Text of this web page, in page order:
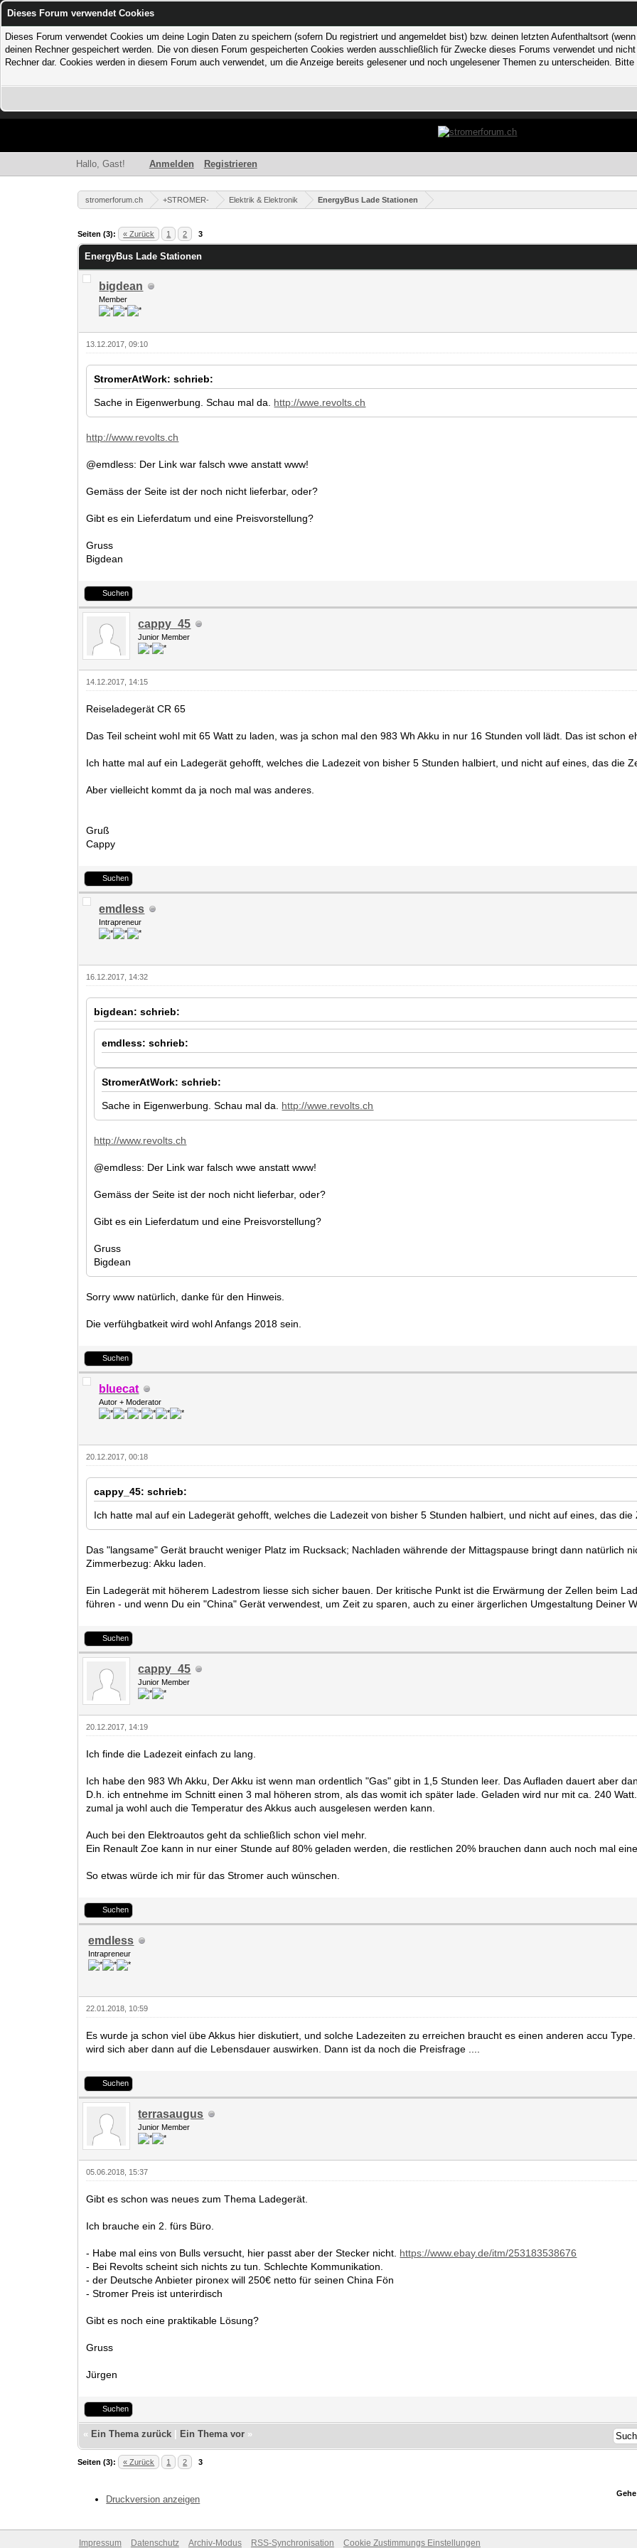
Dieses Forum verwendet Cookies
Dieses Forum verwendet Cookies um deine Login Daten zu speichern (sofern Du registriert und angemeldet bist) bzw. deinen letzten Aufenthaltsort
deinen Rechner gespeichert werden. Die von diesen Forum gespeicherten Cookies werden ausschließlich für Zwecke dieses Forums verwendet und
Rechner dar. Cookies werden in diesem Forum auch verwendet, um die Anzeige bereits gelesener und noch ungelesener Themen zu unterscheiden.
Hallo, Gast! Anmelden Registrieren
stromerforum.ch +STROMER- Elektrik & Elektronik EnergyBus Lade Stationen
Seiten (3): « Zurück 1 2 3
0 Bewertung(en) - 0 im Durchschnitt
1
2
3
4
5
EnergyBus Lade Stationen
bigdean
Member
13.12.2017, 09:10
StromerAtWork: schrieb:
Sache in Eigenwerbung. Schau mal da. http://wwe.revolts.ch
http://www.revolts.ch
@emdless: Der Link war falsch wwe anstatt www!
Gemäss der Seite ist der noch nicht lieferbar, oder?
Gibt es ein Lieferdatum und eine Preisvorstellung?
Gruss
Bigdean
Suchen
cappy_45
Junior Member
14.12.2017, 14:15
Reiseladegerät CR 65
Das Teil scheint wohl mit 65 Watt zu laden, was ja schon mal den 983 Wh Akku in nur 16 Stunden voll lädt. Das ist schon
Ich hatte mal auf ein Ladegerät gehofft, welches die Ladezeit von bisher 5 Stunden halbiert, und nicht auf eines, das die
Aber vielleicht kommt da ja noch mal was anderes.
Gruß
Cappy
Suchen
emdless
Intrapreneur
16.12.2017, 14:32
bigdean: schrieb:
emdless: schrieb:
StromerAtWork: schrieb:
Sache in Eigenwerbung. Schau mal da. http://wwe.revolts.ch
http://www.revolts.ch
@emdless: Der Link war falsch wwe anstatt www!
Gemäss der Seite ist der noch nicht lieferbar, oder?
Gibt es ein Lieferdatum und eine Preisvorstellung?
Gruss
Bigdean
Sorry www natürlich, danke für den Hinweis.
Die verfühgbatkeit wird wohl Anfangs 2018 sein.
Suchen
bluecat
Autor + Moderator
20.12.2017, 00:18
cappy_45: schrieb:
Ich hatte mal auf ein Ladegerät gehofft, welches die Ladezeit von bisher 5 Stunden halbiert, und nicht auf eines, das
Das "langsame" Gerät braucht weniger Platz im Rucksack; Nachladen währende der Mittagspause bringt dann natürlich
Zimmerbezug: Akku laden.
Ein Ladegerät mit höherem Ladestrom liesse sich sicher bauen. Der kritische Punkt ist die Erwärmung der Zellen beim
führen - und wenn Du ein "China" Gerät verwendest, um Zeit zu sparen, auch zu einer ärgerlichen Umgestaltung Deiner
Suchen
cappy_45
Junior Member
20.12.2017, 14:19
Ich finde die Ladezeit einfach zu lang.
Ich habe den 983 Wh Akku, Der Akku ist wenn man ordentlich "Gas" gibt in 1,5 Stunden leer. Das Aufladen dauert aber
D.h. ich entnehme im Schnitt einen 3 mal höheren strom, als das womit ich später lade. Geladen wird nur mit ca. 240
zumal ja wohl auch die Temperatur des Akkus auch ausgelesen werden kann.
Auch bei den Elektroautos geht da schließlich schon viel mehr.
Ein Renault Zoe kann in nur einer Stunde auf 80% geladen werden, die restlichen 20% brauchen dann auch noch mal
So etwas würde ich mir für das Stromer auch wünschen.
Suchen
emdless
Intrapreneur
22.01.2018, 10:59
Es wurde ja schon viel übe Akkus hier diskutiert, und solche Ladezeiten zu erreichen braucht es einen anderen accu
wird sich aber dann auf die Lebensdauer auswirken. Dann ist da noch die Preisfrage ....
Suchen
terrasaugus
Junior Member
05.06.2018, 15:37
Gibt es schon was neues zum Thema Ladegerät.
Ich brauche ein 2. fürs Büro.
- Habe mal eins von Bulls versucht, hier passt aber der Stecker nicht. https://www.ebay.de/itm/253183538676
- Bei Revolts scheint sich nichts zu tun. Schlechte Kommunikation.
- der Deutsche Anbieter pironex will 250€ netto für seinen China Fön
- Stromer Preis ist unterirdisch
Gibt es noch eine praktikable Lösung?
Gruss
Jürgen
Suchen
« Ein Thema zurück Ein Thema vor »
Seiten (3): « Zurück 1 2 3
Druckversion anzeigen
Impressum Datenschutz Archiv-Modus RSS-Synchronisation Cookie Zustimmungs Einstellungen